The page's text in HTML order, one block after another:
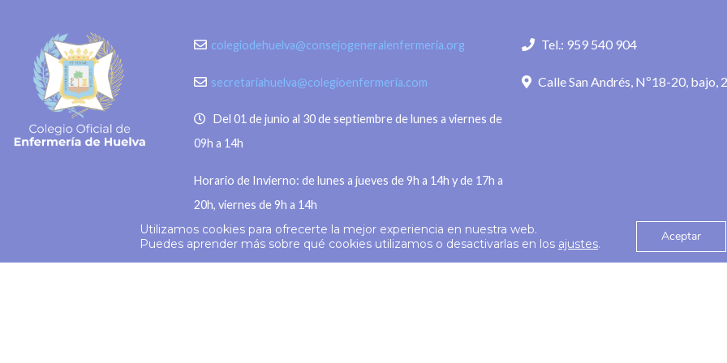
colegiodehuelva@consejogeneralenfermeria.org
secretariahuelva@colegioenfermeria.com
Del 01 de junio al 30 de septiembre de lunes a viernes de
09h a 14h
Horario de Invierno: de lunes a jueves de 9h a 14h y de 17h a
20h, viernes de 9h a 14h
Tel.: 959 540 904
Calle San Andrés, Nº18-20, bajo,
© 2026 Colegio Enfermería Huelva Política de
Utilizamos cookies para ofrecerte la mejor experiencia en nuestra web.
Puedes aprender más sobre qué cookies utilizamos o desactivarlas en los ajustes. Aceptar